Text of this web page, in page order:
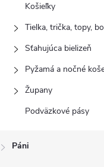
Košieľky
Tielka, trička, topy,
Sťahujúca bielizeň
Pyžamá a nočné
Župany
Podväzkové pásy
Páni